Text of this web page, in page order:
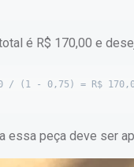
é R$ 170,00 e
essa peça deve ser